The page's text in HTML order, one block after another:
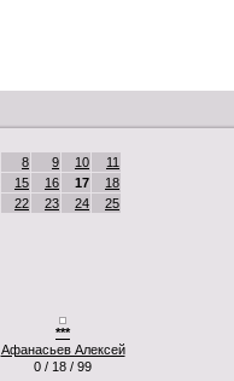
8 9 10
11
15 16 17
18
22 23 24 25
***
Афанасьев Алексей
0 / 18 / 99